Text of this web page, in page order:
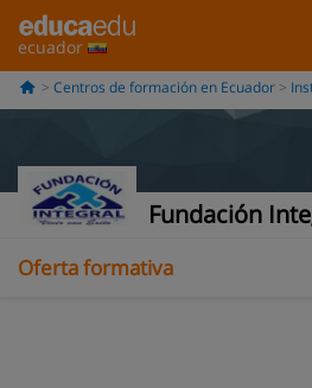
ecuador
Centros de formación en Ecuador
Fundación
Galería
Oferta formativa